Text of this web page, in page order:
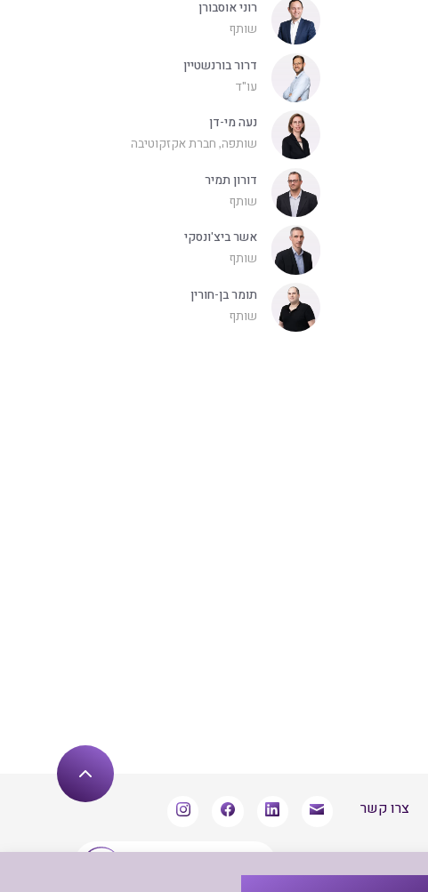
רוני אוסבורן
שותף
דרור בורנשטיין
עו"ד
נעה מי-דן
שותפה, חברת אקזקוטיבה
דורון תמיר
שותף
אשר ביצ'ונסקי
שותף
תומר בן-חורין
שותף
צרו קשר